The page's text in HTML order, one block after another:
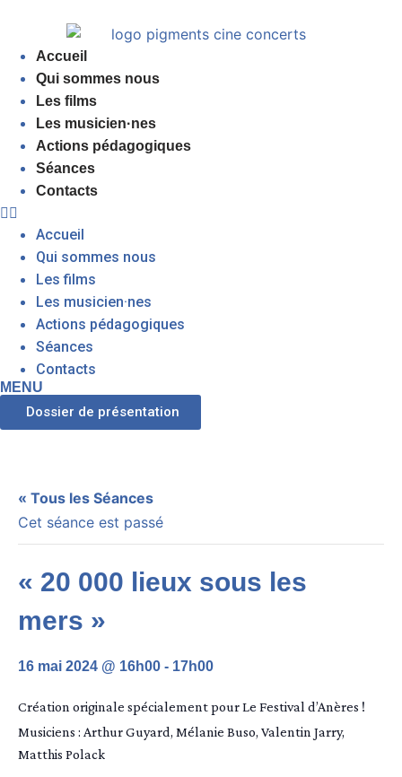
Accueil
Qui sommes nous
Les films
Les musicien·nes
Actions pédagogiques
Séances
Contacts
Accueil
Qui sommes nous
Les films
Les musicien·nes
Actions pédagogiques
Séances
Contacts
MENU
Dossier de présentation
« Tous les Séances
Cet séance est passé
« 20 000 lieux sous les
mers »
16 mai 2024 @ 16h00 - 17h00
Création originale spécialement pour Le Festival d’Anères !
Musiciens : Arthur Guyard, Mélanie Buso, Valentin Jarry,
Matthis Polack